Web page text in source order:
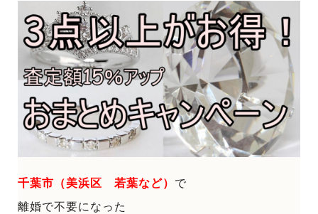
千葉市（美浜区 若葉など） で
離婚で不要になった